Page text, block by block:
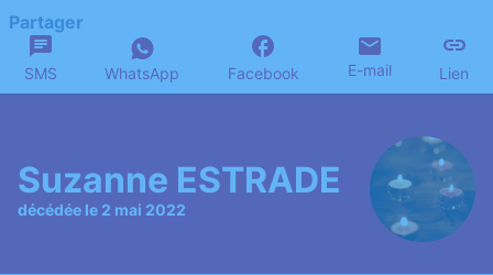
Partager
SMS WhatsApp Facebook E-mail Lien
Suzanne ESTRADE
décédée le 2 mai 2022